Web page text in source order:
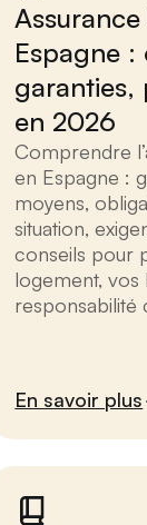
Espagne
garanties,
en 2026
Comprendre
en Espagne :
moyens,
situation,
conseils pour
logement, vos
responsabilité
En savoir plus